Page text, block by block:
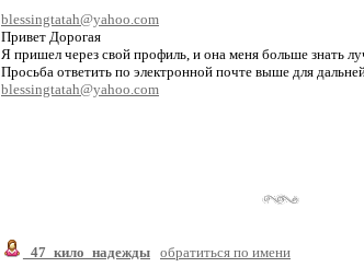
blessingtatah@yahoo.com
Привет Дорогая
Я пришел через свой профиль, и она меня больше знать
Просьба ответить по электронной почте выше для
blessingtatah@yahoo.com
_47_кило_надежды обратиться по имени